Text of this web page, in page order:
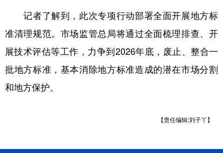
新疆 内蒙古 黑龙江
多语种频道
English Español Français عربى
记者了解到，此次专项行动部署全面开展地方标
准清理规范。市场监管总局将通过全面梳理排查、开
展技术评估等工作，力争到2026年底，废止、整合一
批地方标准，基本消除地方标准造成的潜在市场分割
和地方保护。
【责任编辑:刘子丫】